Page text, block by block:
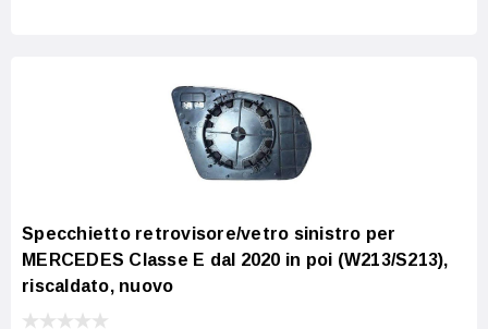
Specchietto retrovisore/vetro sinistro per
MERCEDES Classe E dal 2020 in poi (W213/S213),
riscaldato, nuovo